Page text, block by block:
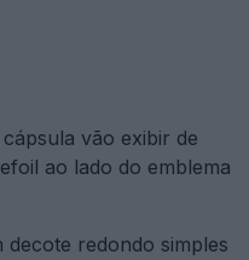
vão exibir de
ao lado do emblema
decote redondo simples